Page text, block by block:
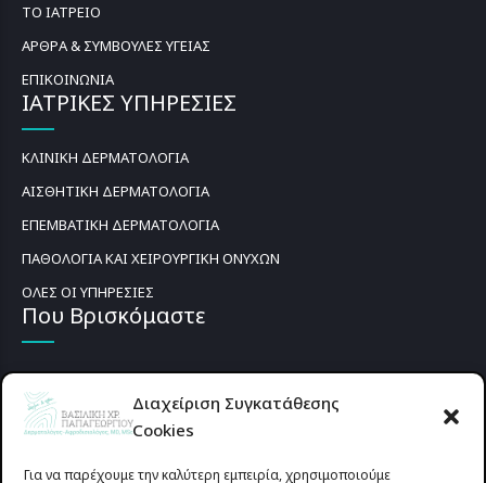
Διαχείριση Συγκατάθεσης
Cookies
Για να παρέχουμε την καλύτερη εμπειρία, χρησιμοποιούμε
ΤΟ ΙΑΤΡΕΙΟ
ΑΡΘΡΑ & ΣΥΜΒΟΥΛΕΣ ΥΓΕΙΑΣ
ΕΠΙΚΟΙΝΩΝΙΑ
ΙΑΤΡΙΚΕΣ ΥΠΗΡΕΣΙΕΣ
ΚΛΙΝΙΚΗ ΔΕΡΜΑΤΟΛΟΓΙΑ
ΑΙΣΘΗΤΙΚΗ ΔΕΡΜΑΤΟΛΟΓΙΑ
ΕΠΕΜΒΑΤΙΚΗ ΔΕΡΜΑΤΟΛΟΓΙΑ
ΠΑΘΟΛΟΓΙΑ ΚΑΙ ΧΕΙΡΟΥΡΓΙΚΗ ΟΝΥΧΩΝ
ΟΛΕΣ ΟΙ ΥΠΗΡΕΣΙΕΣ
Που Βρισκόμαστε